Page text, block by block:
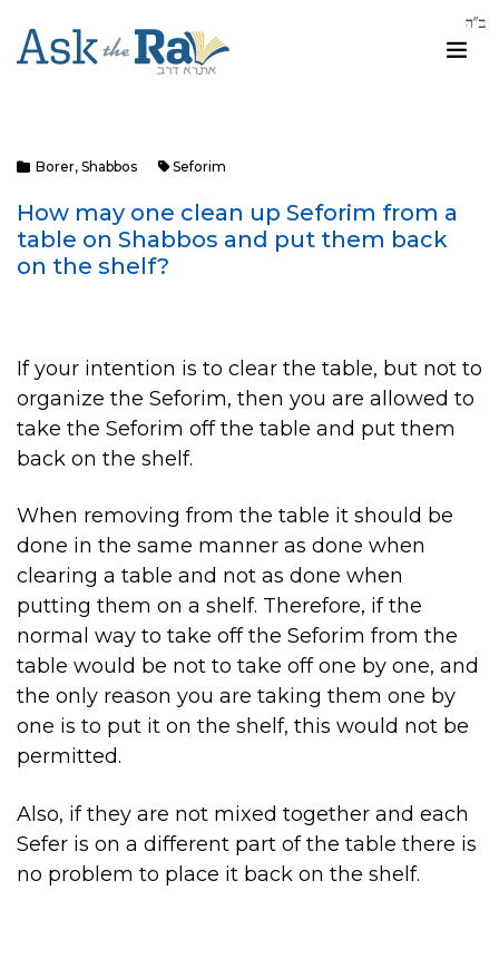
Borer, Shabbos Seforim
How may one clean up Seforim from a
table on Shabbos and put them back
on the shelf?
If your intention is to clear the table, but not to
organize the Seforim, then you are allowed to
take the Seforim off the table and put them
back on the shelf.
When removing from the table it should be
done in the same manner as done when
clearing a table and not as done when
putting them on a shelf. Therefore, if the
normal way to take off the Seforim from the
table would be not to take off one by one, and
the only reason you are taking them one by
one is to put it on the shelf, this would not be
permitted.
Also, if they are not mixed together and each
Sefer is on a different part of the table there is
no problem to place it back on the shelf.